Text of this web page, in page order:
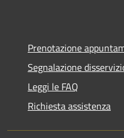
Prenotazione
Segnalazione
Leggi le FAQ
Richiesta assistenza